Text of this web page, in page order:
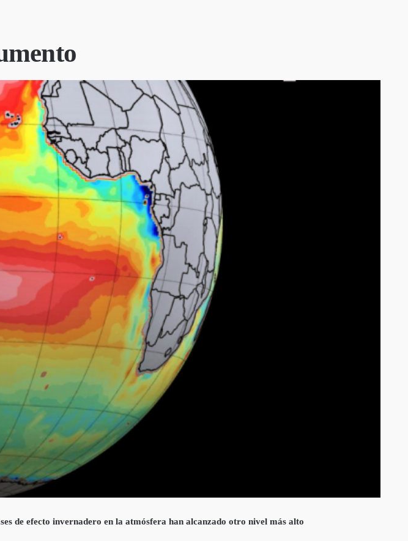
de efecto invernadero en la atmósfera han alcanzado otro nivel más alto